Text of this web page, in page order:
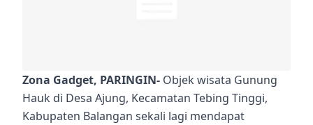
Zona Gadget, PARINGIN- Objek wisata Gunung
Hauk di Desa Ajung, Kecamatan Tebing Tinggi,
Kabupaten Balangan sekali lagi mendapat